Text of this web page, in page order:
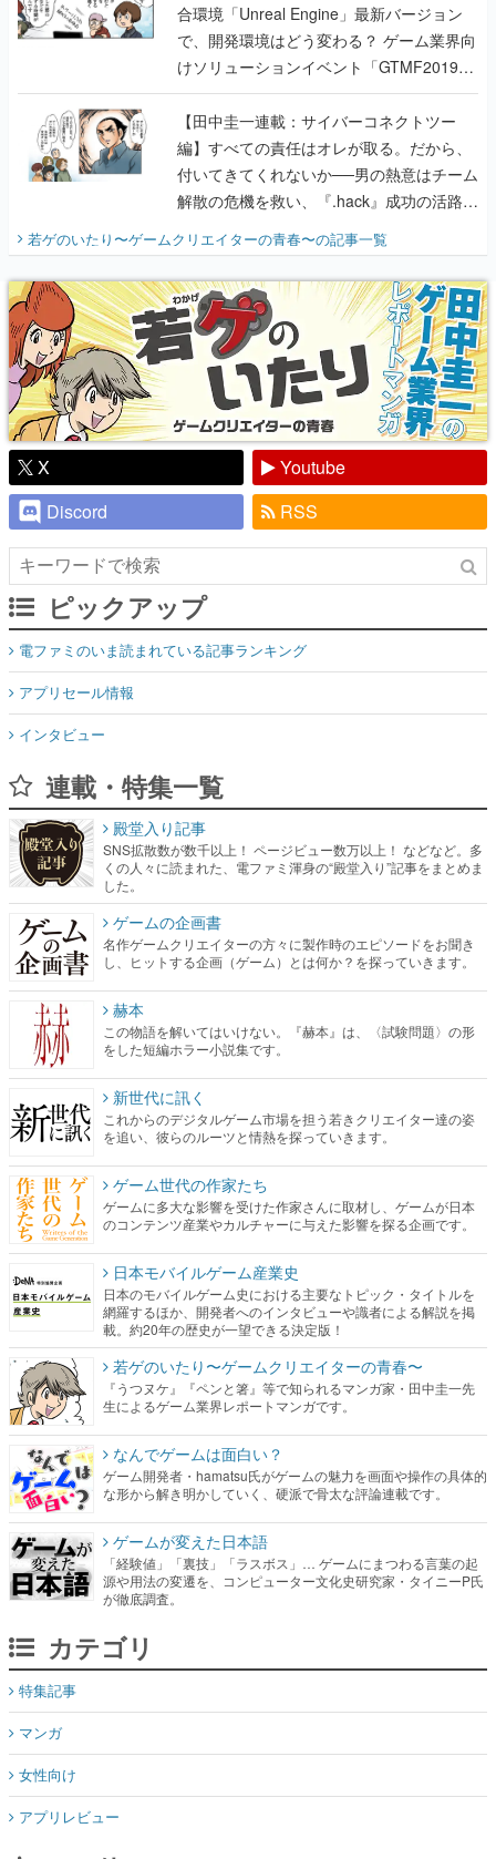
合環境「Unreal Engine」最新バージョン
で、開発環境はどう変わる？ ゲーム業界向
けソリューションイベント「GTMF2019」
に行って、より理解を深めよう【PR】
【田中圭一連載：サイバーコネクトツー
編】すべての責任はオレが取る。だから、
付いてきてくれないか──男の熱意はチーム
解散の危機を救い、『.hack』成功の活路を
『少年ジャンプ』色だった【若ゲのいた
り】
若ゲのいたり〜ゲームクリエイターの青春〜の記事一覧
X
Youtube
Discord
RSS
ピックアップ
電ファミのいま読まれている記事ランキング
アプリセール情報
インタビュー
連載・特集一覧
殿堂入り記事
SNS拡散数が数千以上！ ページビュー数万以上！ などなど。多
くの人々に読まれた、電ファミ渾身の“殿堂入り”記事をまとめま
した。
ゲームの企画書
名作ゲームクリエイターの方々に製作時のエピソードをお聞き
し、ヒットする企画（ゲーム）とは何か？を探っていきます。
赫本
この物語を解いてはいけない。『赫本』は、〈試験問題〉の形
をした短編ホラー小説集です。
新世代に訊く
これからのデジタルゲーム市場を担う若きクリエイター達の姿
を追い、彼らのルーツと情熱を探っていきます。
ゲーム世代の作家たち
ゲームに多大な影響を受けた作家さんに取材し、ゲームが日本
のコンテンツ産業やカルチャーに与えた影響を探る企画です。
日本モバイルゲーム産業史
日本のモバイルゲーム史における主要なトピック・タイトルを
網羅するほか、開発者へのインタビューや識者による解説を掲
載。約20年の歴史が一望できる決定版！
若ゲのいたり〜ゲームクリエイターの青春〜
『うつヌケ』『ペンと箸』等で知られるマンガ家・田中圭一先
生によるゲーム業界レポートマンガです。
なんでゲームは面白い？
ゲーム開発者・hamatsu氏がゲームの魅力を画面や操作の具体的
な形から解き明かしていく、硬派で骨太な評論連載です。
ゲームが変えた日本語
「経験値」「裏技」「ラスボス」… ゲームにまつわる言葉の起
源や用法の変遷を、コンピューター文化史研究家・タイニーP氏
が徹底調査。
カテゴリ
特集記事
マンガ
女性向け
アプリレビュー